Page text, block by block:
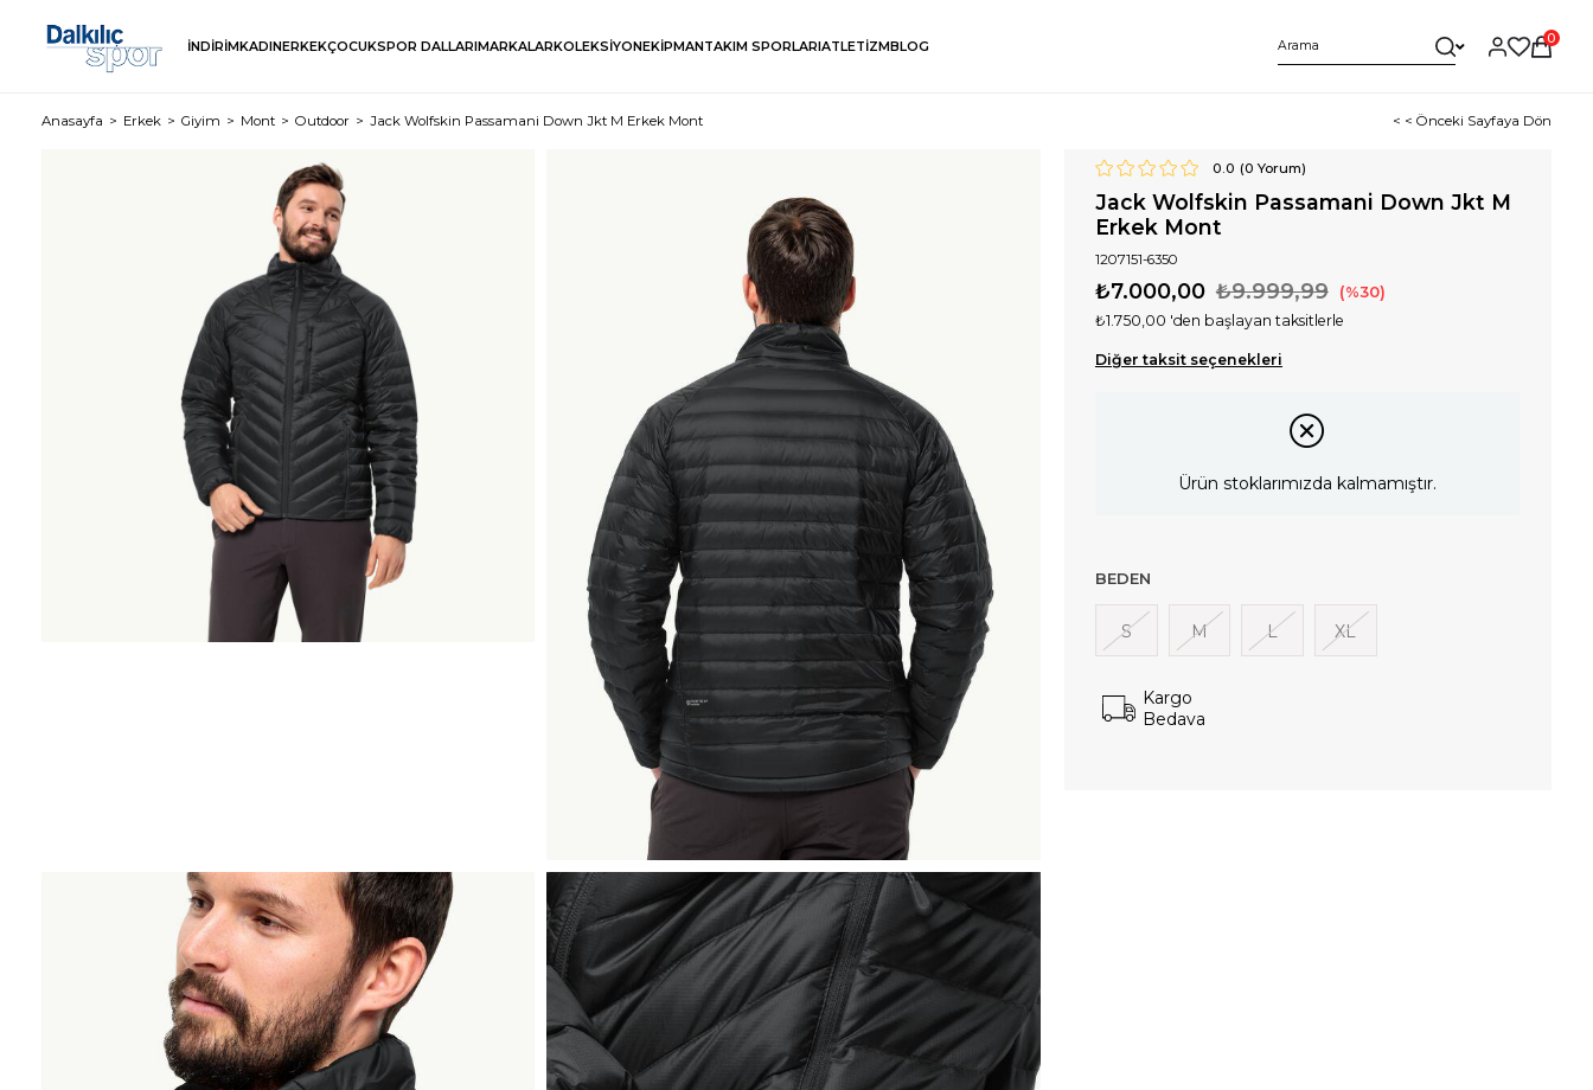
İNDİRİMKADINERKEKÇOCUKSPOR DALLARIMARKALARKOLEKSİYONEKİPMANTAKIM SPORLARIATLETİZMBLOG
0
Anasayfa Erkek Giyim Mont Outdoor Jack Wolfskin Passamani Down Jkt M Erkek Mont < < Önceki Sayfaya Dön
0.0 (0 Yorum)
Jack Wolfskin Passamani Down Jkt M
Erkek Mont
1207151-6350
₺9.999,99
₺7.000,00 30
₺1.750,00 'den başlayan taksitlerle
Diğer taksit seçenekleri
Ürün stoklarımızda kalmamıştır.
BEDEN
S M L XL
Kargo
Bedava